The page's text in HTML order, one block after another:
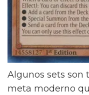
Algunos sets son
meta moderno